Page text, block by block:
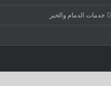
خدمات الدمام والخبر